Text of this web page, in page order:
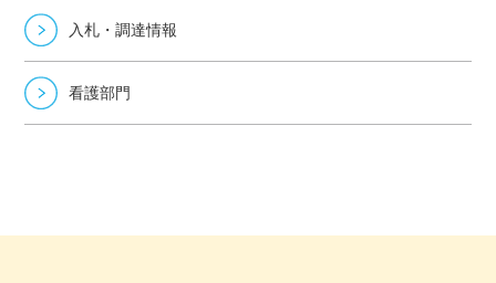
入札・調達情報
看護部門